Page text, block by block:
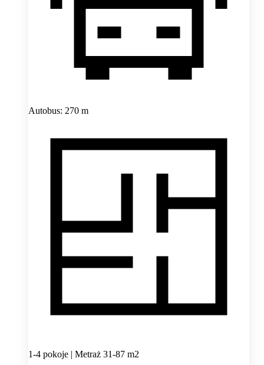
Autobus: 270 m
1-4 pokoje | Metraż 31-87 m2